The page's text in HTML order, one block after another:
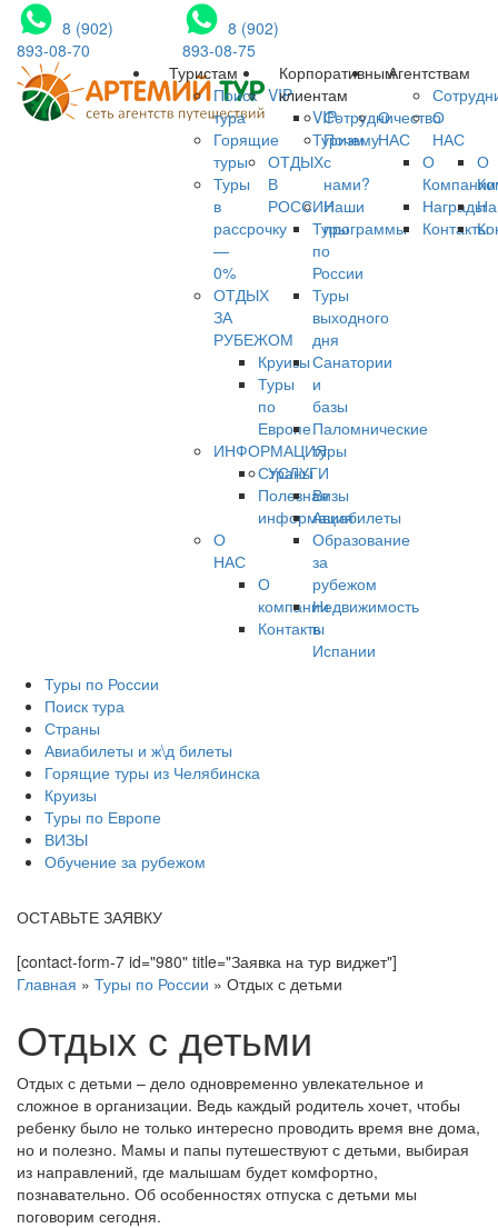
8 (902)
893-08-70
8 (902)
893-08-75
Туристам
Поиск
тура
Горящие
туры
Туры
в
рассрочку
—
0%
ОТДЫХ
ЗА
РУБЕЖОМ
Круизы
Туры
по
Европе
ИНФОРМАЦИЯ
Страны
Полезная
информация
О
НАС
О
компании
Контакты
VIP
VIP-
Туризм
ОТДЫХ
В
РОССИИ
Туры
по
России
Туры
выходного
дня
Санатории
и
базы
Паломнические
туры
УСЛУГИ
Визы
Авиабилеты
Образование
за
рубежом
Недвижимость
в
Испании
Корпоративным
клиентам
Сотрудничество
Почему
с
нами?
Наши
программы
О
НАС
О
Компании
Награды
Контакты
Агентствам
О
НАС
О
Туры по России
Поиск тура
Страны
Авиабилеты и ж\д билеты
Горящие туры из Челябинска
Круизы
Туры по Европе
ВИЗЫ
Обучение за рубежом
ОСТАВЬТЕ ЗАЯВКУ
[contact-form-7 id="980" title="Заявка на тур виджет"]
Главная » Туры по России » Отдых с детьми
Отдых с детьми
Отдых с детьми – дело одновременно увлекательное и
сложное в организации. Ведь каждый родитель хочет, чтобы
ребенку было не только интересно проводить время вне дома,
но и полезно. Мамы и папы путешествуют с детьми, выбирая
из направлений, где малышам будет комфортно,
познавательно. Об особенностях отпуска с детьми мы
поговорим сегодня.